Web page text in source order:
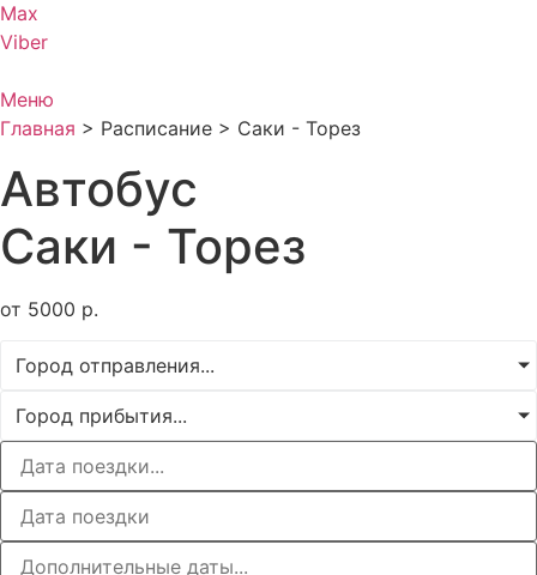
Max
Viber
Меню
Главная > Расписание > Саки - Торез
Автобус
Саки - Торез
от 5000 р.
Город отправления...
Город прибытия...